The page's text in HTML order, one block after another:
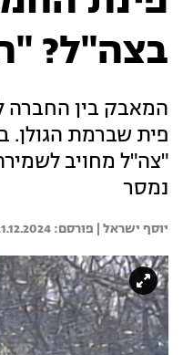
בצה"ל?
המאבק בין החברה
פית שברמת הגולן.
"צה"ל מחויב
נמסר
יוסף ישראל |